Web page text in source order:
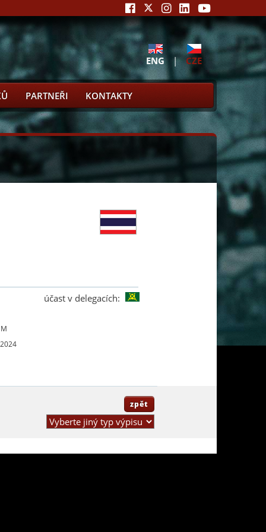
ENG | CZE
PARTNEŘI KONTAKTY
účast v delegacích:
zpět